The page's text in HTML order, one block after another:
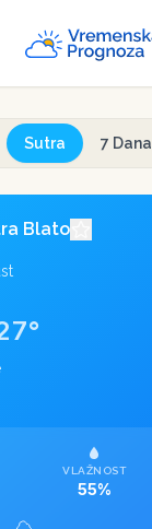
Sutra 7 Dana
Blato
°
VLAŽNOST
55%